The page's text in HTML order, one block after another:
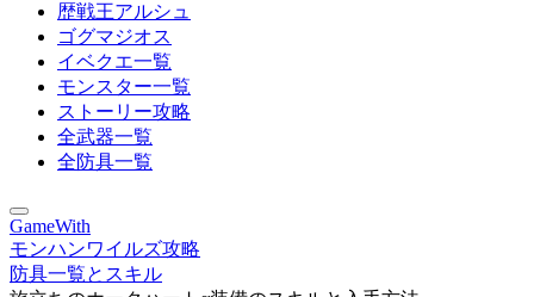
歴戦王アルシュ
ゴグマジオス
イベクエ一覧
モンスター一覧
ストーリー攻略
全武器一覧
全防具一覧
GameWith
モンハンワイルズ攻略
防具一覧とスキル